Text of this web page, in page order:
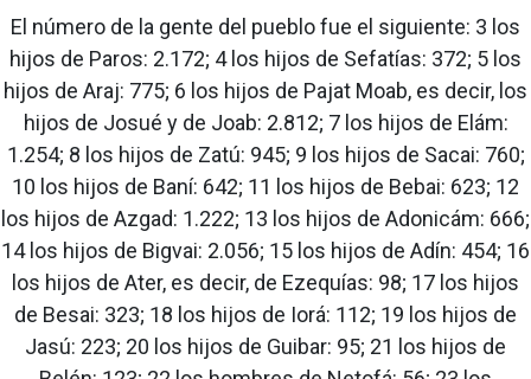
El número de la gente del pueblo fue el siguiente: 3 los
hijos de Paros: 2.172; 4 los hijos de Sefatías: 372; 5 los
hijos de Araj: 775; 6 los hijos de Pajat Moab, es decir, los
hijos de Josué y de Joab: 2.812; 7 los hijos de Elám:
1.254; 8 los hijos de Zatú: 945; 9 los hijos de Sacai: 760;
10 los hijos de Baní: 642; 11 los hijos de Bebai: 623; 12
los hijos de Azgad: 1.222; 13 los hijos de Adonicám: 666;
14 los hijos de Bigvai: 2.056; 15 los hijos de Adín: 454; 16
los hijos de Ater, es decir, de Ezequías: 98; 17 los hijos
de Besai: 323; 18 los hijos de Iorá: 112; 19 los hijos de
Jasú: 223; 20 los hijos de Guibar: 95; 21 los hijos de